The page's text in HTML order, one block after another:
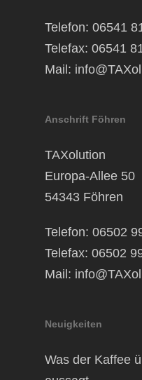
Telefon: 06541
Telefax: 06541
Mail:
Anschrift Föhren
TAXolution
Europa-Allee 50
54343 Föhren
Telefon: 06502
Telefax: 06502
Mail:
Neuigkeiten
Was der Kaffee